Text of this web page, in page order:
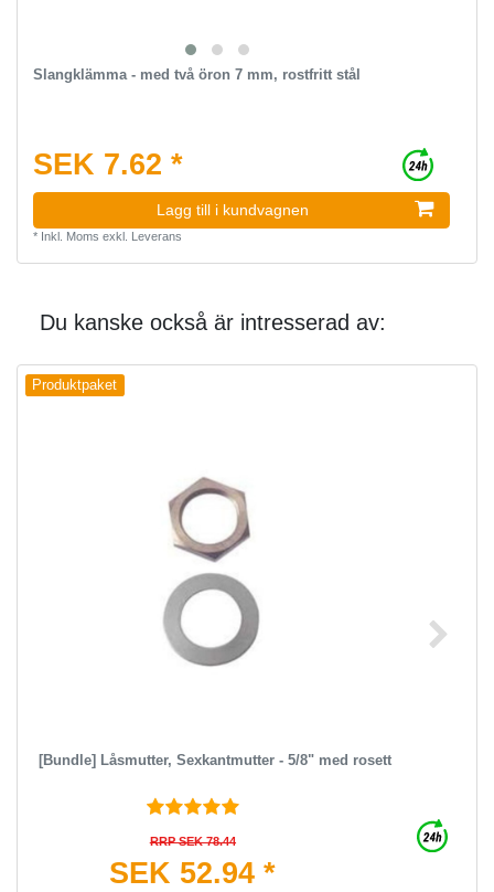
Slangklämma - med två öron 7 mm, rostfritt stål
SEK 7.62 *
Lagg till i kundvagnen
* Inkl. Moms exkl. Leverans
Du kanske också är intresserad av:
Produktpaket
[Bundle] Låsmutter, Sexkantmutter - 5/8" med rosett
RRP SEK 78.44
SEK 52.94 *